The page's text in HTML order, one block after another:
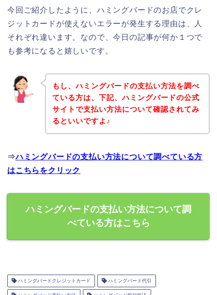
今回ご紹介したように、ハミングバードのお店でクレ
ジットカードが使えないエラーが発生する理由は、人
それぞれ違います。なので、今日の記事が何か１つで
も参考になると嬉しいです。
もし、ハミングバードの支払い方法を調べ
ている方は、下記、ハミングバードの公式
サイトで支払い方法について確認されてみ
るといいですよ♪
⇒ハミングバードの支払い方法について調べている方
はこちらをクリック
ハミングバードの支払い方法について調
べている方はこちら
ハミングバードクレジットカード ハミングバード代引